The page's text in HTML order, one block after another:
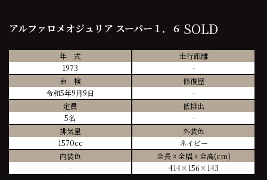
アルファロメオジュリア スーパー１．６ SOLD
年 式
1973
走行距離
-
車 検
令和5年9月9日
修復歴
-
定員
5名
低排出
-
排気量
1570cc
外装色
ネイビー
内装色
-
全長 ☓ 全幅 ☓ 全高(cm)
414×156×143